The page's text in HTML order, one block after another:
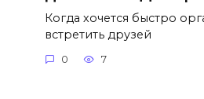
Когда хочется быстро
встретить друзей
0 7